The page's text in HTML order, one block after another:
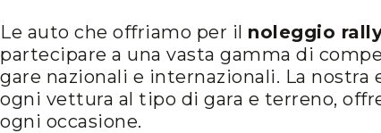
Le auto che offriamo per il noleggio
partecipare a una vasta gamma di
gare nazionali e internazionali. La
ogni vettura al tipo di gara e terreno,
ogni occasione.